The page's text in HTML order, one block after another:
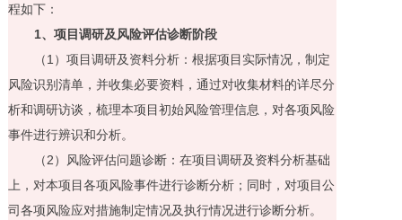
程如下：
1、项目调研及风险评估诊断阶段
（1 ）项目调研及资料分析：根据项目实际情况，制定
风险识别清单，并收集必要资料，通过对收集材料的详尽分
析和调研访谈，梳理本项目初始风险管理信息，对各项风险
事件进行辨识和分析。
（2）风险评估问题诊断：在项目调研及资料分析基础
上，对本项目各项风险事件进行诊断分析；同时，对项目公
司各项风险应对措施制定情况及执行情况进行诊断分析。